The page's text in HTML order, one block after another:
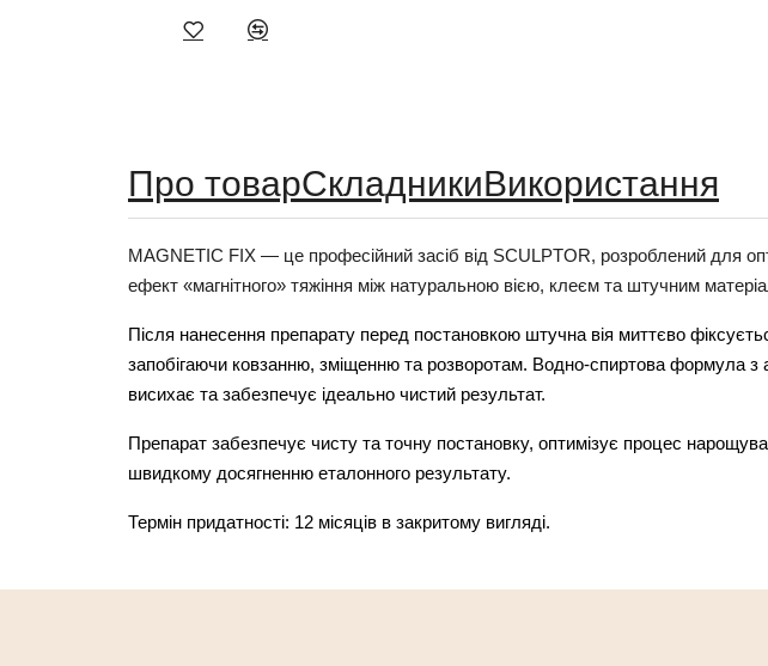
Про товарСкладникиВикористання
MAGNETIC FIX — це професійний засіб від SCULPTOR, розроблений для
ефект «магнітного» тяжіння між натуральною вією, клеєм та штучним
Після нанесення препарату перед постановкою штучна вія миттєво
запобігаючи ковзанню, зміщенню та розворотам. Водно-спиртова формула
висихає та забезпечує ідеально чистий результат.
Препарат забезпечує чисту та точну постановку, оптимізує процес
швидкому досягненню еталонного результату.
Термін придатності: 12 місяців в закритому вигляді.